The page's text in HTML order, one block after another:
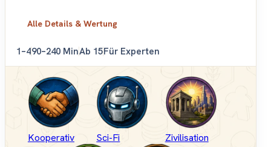
Alle Details & Wertung
1–490–240 MinAb 15Für Experten
Kooperativ Sci-Fi Zivilisation